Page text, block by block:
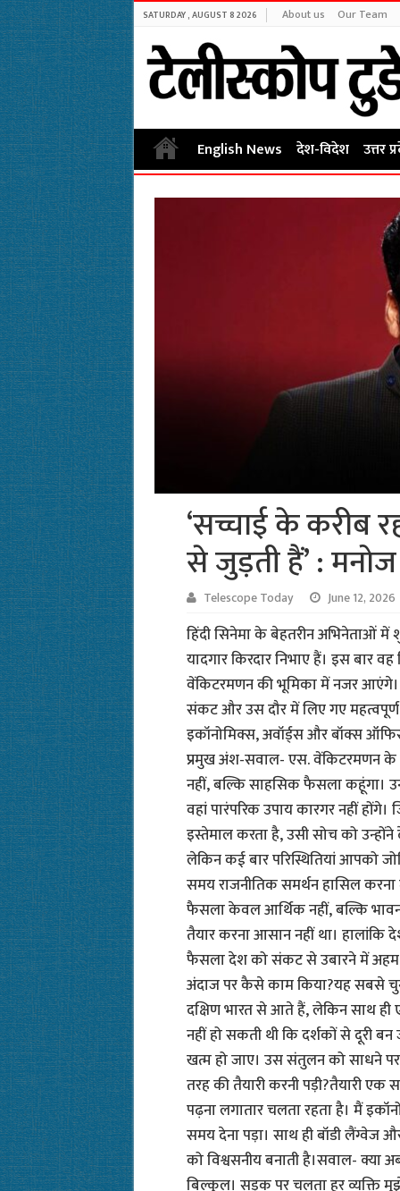
SATURDAY , AUGUST 8 2026 About us Our Team
English News देश-विदेश उत्तर
‘सच्चाई के करीब
से जुड़ती हैं’ :
Telescope Today June 12, 2026
हिंदी सिनेमा के बेहतरीन अभिनेताओं
यादगार किरदार निभाए हैं। इस बार
वेंकिटरमणन की भूमिका में नजर आएंगे।
संकट और उस दौर में लिए गए महत्वपूर्ण
इकॉनोमिक्स, अवॉर्ड्स और बॉक्स
प्रमुख अंश-सवाल- एस. वेंकिटरमणन के
नहीं, बल्कि साहसिक फैसला कहूंगा।
वहां पारंपरिक उपाय कारगर नहीं
इस्तेमाल करता है, उसी सोच को
लेकिन कई बार परिस्थितियां आपको
समय राजनीतिक समर्थन हासिल
फैसला केवल आर्थिक नहीं, बल्कि
तैयार करना आसान नहीं था।
फैसला देश को संकट से उबारने में अहम
अंदाज पर कैसे काम किया?यह सबसे
दक्षिण भारत से आते हैं, लेकिन साथ ही
नहीं हो सकती थी कि दर्शकों से दूरी
खत्म हो जाए। उस संतुलन को साधने
तरह की तैयारी करनी पड़ी?तैयारी एक
पढ़ना लगातार चलता रहता है। मैं
समय देना पड़ा। साथ ही बॉडी लैंग्वेज
को विश्वसनीय बनाती है।सवाल- क्या
बिल्कुल। सड़क पर चलता हर व्यक्ति